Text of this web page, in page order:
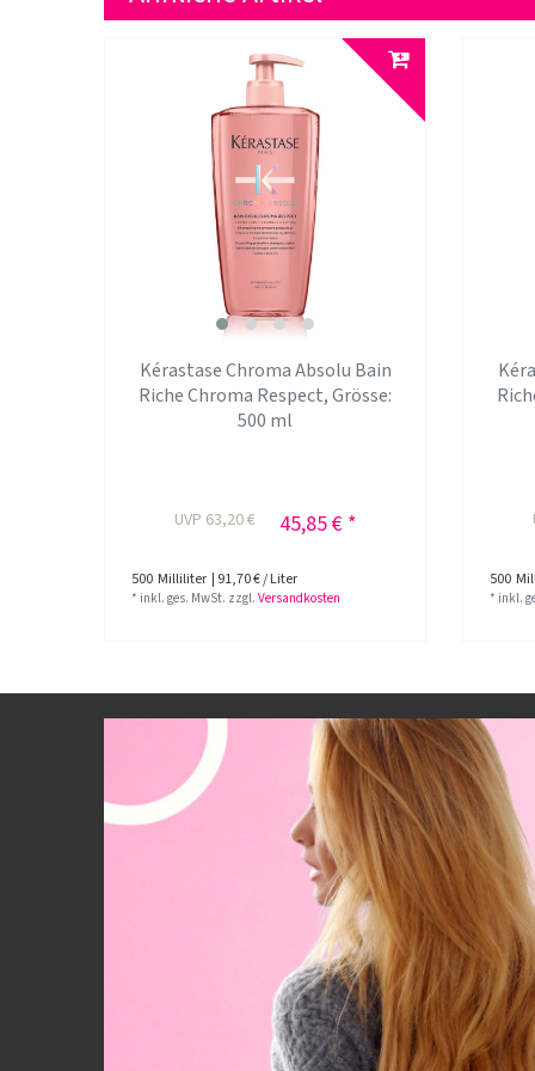
Kérastase Chroma Absolu Bain
Riche Chroma Respect, Grösse:
500 ml
UVP 63,20 € 45,85 € *
500 Milliliter | 91,70 € / Liter
* inkl. ges. MwSt. zzgl.Versandkosten
500
* inkl.